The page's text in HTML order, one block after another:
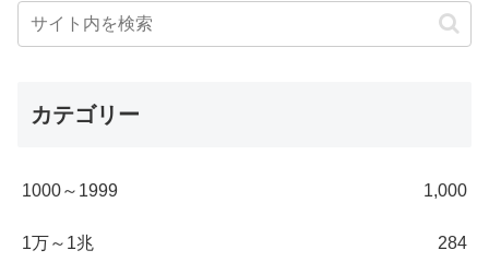
カテゴリー
1000～1999 1,000
1万～1兆 284